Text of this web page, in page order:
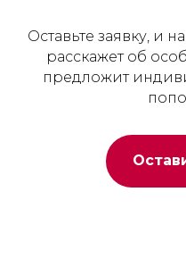
Оставьте заявку, и
расскажет об
предложит